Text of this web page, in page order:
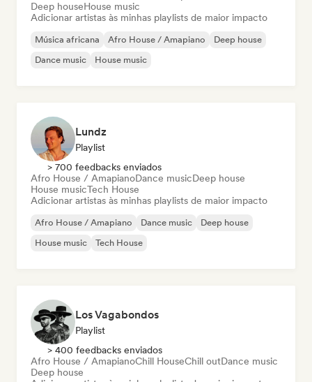
Deep houseHouse music
Adicionar artistas às minhas playlists de maior impacto
Música africana Afro House / Amapiano
Deep house
Dance music
House music
Lundz
Playlist
> 700 feedbacks enviados
Afro House / AmapianoDance musicDeep house
House musicTech House
Adicionar artistas às minhas playlists de maior impacto
Afro House / Amapiano Dance music
Deep house
House music
Tech House
Los Vagabondos
Playlist
> 400 feedbacks enviados
Afro House / AmapianoChill HouseChill outDance music
Deep house